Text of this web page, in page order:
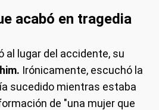
acabó en tragedia
al lugar del accidente, su
Irónicamente, escuchó la
sucedido mientras estaba
de "una mujer que